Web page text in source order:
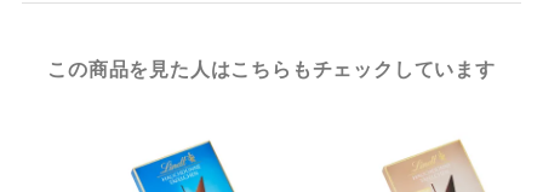
この商品を見た人はこちらもチェックしています